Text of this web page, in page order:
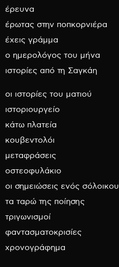
έρευνα
έρωτας στην ποπκορνιέρα
έχεις γράμμα
ο ημερολόγος του μήνα
ιστορίες από τη Σαγκάη
οι ιστορίες του ματιού
ιστοριουργείο
κάτω πλατεία
κουβεντολόι
μεταφράσεις
οστεοφυλάκιο
οι σημειώσεις ενός σόλοικου
τα ταρώ της ποίησης
τριγωνισμοί
φαντασματοκρισίες
χρονογράφημα